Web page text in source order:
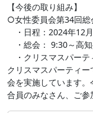
【今後の取り組み】
○女性委員会第34回総
・日程：2024年12月
・総会： 9:30～高
・クリスマスパーテ
クリスマスパーティ
会を実施しています
合員のみなさん、ご参